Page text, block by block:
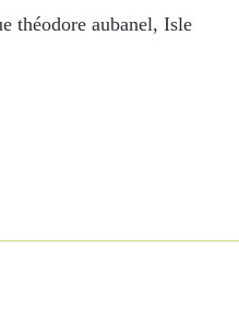
théodore aubanel, Isle